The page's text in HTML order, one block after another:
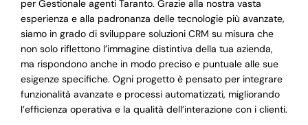
per Gestionale agenti Taranto. Grazie alla nostra vasta
esperienza e alla padronanza delle tecnologie più avanzate,
siamo in grado di sviluppare soluzioni CRM su misura che
non solo riflettono l’immagine distintiva della tua azienda,
ma rispondono anche in modo preciso e puntuale alle sue
esigenze specifiche. Ogni progetto è pensato per integrare
funzionalità avanzate e processi automatizzati, migliorando
l’efficienza operativa e la qualità dell’interazione con i clienti.